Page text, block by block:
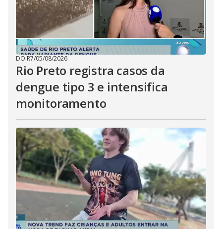
DO R7/05/08/2026
Rio Preto registra casos da
dengue tipo 3 e intensifica
monitoramento